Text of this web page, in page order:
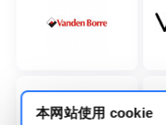
本网站使用 cookie